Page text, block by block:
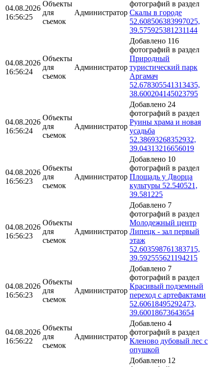
04.08.2026
16:56:25
Объекты
для
съемок
Администратор
фотографий в раздел
Скалы в городе
52.608506383997025,
39.575925381231144
04.08.2026
16:56:24
Объекты
для
съемок
Администратор
Добавлено 116
фотографий в раздел
Природный
туристический парк
Аргамач
52.678305541313435,
38.600204145023795
04.08.2026
16:56:24
Объекты
для
съемок
Администратор
Добавлено 24
фотографий в раздел
Руины храма и новая
усадьба
52.38693268352932,
39.04313216656019
04.08.2026
16:56:23
Объекты
для
съемок
Администратор
Добавлено 10
фотографий в раздел
Площадь у Дворца
культуры 52.540521,
39.581225
04.08.2026
16:56:23
Объекты
для
съемок
Администратор
Добавлено 7
фотографий в раздел
Молодежный центр
Липецк - зал первый
этаж
52.603598761383715,
39.592555621194215
04.08.2026
16:56:23
Объекты
для
съемок
Администратор
Добавлено 7
фотографий в раздел
Красивый подземный
переход с артефактами
52.60618495292473,
39.60018673643654
04.08.2026
16:56:22
Объекты
для
съемок
Администратор
Добавлено 4
фотографий в раздел
Кленово дубовый лес с
опушкой
Добавлено 12